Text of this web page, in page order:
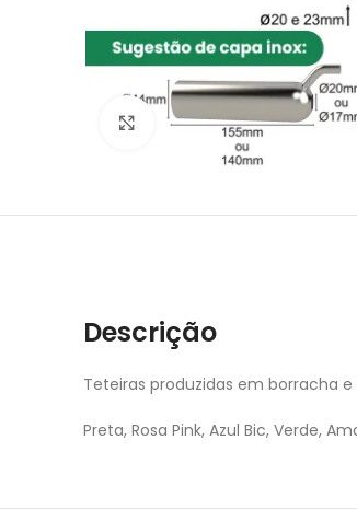
Clique para ampliar
Descrição
Teteiras produzidas em borracha
Preta, Rosa Pink, Azul Bic, Verde,